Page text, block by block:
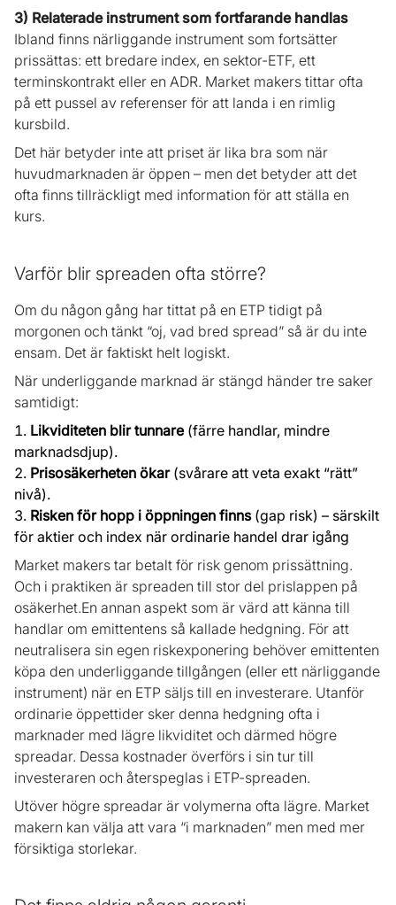
3) Relaterade instrument som fortfarande handlas
Ibland finns närliggande instrument som fortsätter
prissättas: ett bredare index, en sektor-ETF, ett
terminskontrakt eller en ADR. Market makers tittar ofta
på ett pussel av referenser för att landa i en rimlig
kursbild.
Det här betyder inte att priset är lika bra som när
huvudmarknaden är öppen – men det betyder att det
ofta finns tillräckligt med information för att ställa en
kurs.
Varför blir spreaden ofta större?
Om du någon gång har tittat på en ETP tidigt på
morgonen och tänkt “oj, vad bred spread” så är du inte
ensam. Det är faktiskt helt logiskt.
När underliggande marknad är stängd händer tre saker
samtidigt:
Likviditeten blir tunnare(färre handlar, mindre
marknadsdjup).
Prisosäkerheten ökar(svårare att veta exakt “rätt”
nivå).
Risken för hopp i öppningen finns(gap risk) – särskilt
för aktier och index när ordinarie handel drar igång
Market makers tar betalt för risk genom prissättning.
Och i praktiken är spreaden till stor del prislappen på
osäkerhet.En annan aspekt som är värd att känna till
handlar om emittentens så kallade hedgning. För att
neutralisera sin egen riskexponering behöver emittenten
köpa den underliggande tillgången (eller ett närliggande
instrument) när en ETP säljs till en investerare. Utanför
ordinarie öppettider sker denna hedgning ofta i
marknader med lägre likviditet och därmed högre
spreadar. Dessa kostnader överförs i sin tur till
investeraren och återspeglas i ETP-spreaden.
Utöver högre spreadar är volymerna ofta lägre. Market
makern kan välja att vara “i marknaden” men med mer
försiktiga storlekar.